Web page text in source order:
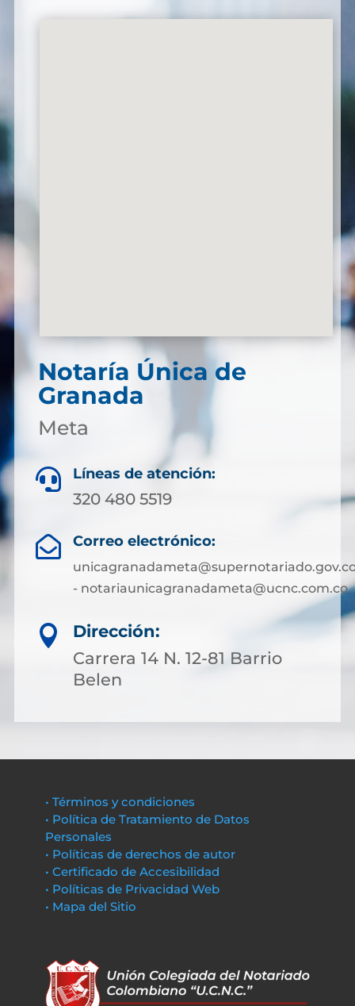
Notaría Única de
Granada
Meta
 Líneas de atención:
320 480 5519
 Correo electrónico:
- notariaunicagranadameta@ucnc.com.co

Dirección:
Carrera 14 N. 12-81 Barrio
Belen
• Términos y condiciones
• Política de Tratamiento de Datos
Personales
• Políticas de derechos de autor
• Certificado de Accesibilidad
• Políticas de Privacidad Web
• Mapa del Sitio